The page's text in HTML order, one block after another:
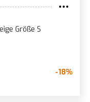
Größe S
-18%